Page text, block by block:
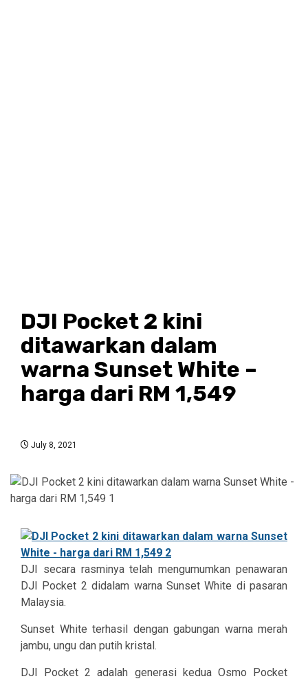
DJI Pocket 2 kini
ditawarkan dalam
warna Sunset White –
harga dari RM 1,549
July 8, 2021
DJI secara rasminya telah mengumumkan penawaran
DJI Pocket 2 didalam warna Sunset White di pasaran
Malaysia.
Sunset White terhasil dengan gabungan warna merah
jambu, ungu dan putih kristal.
DJI Pocket 2 adalah generasi kedua Osmo Pocket